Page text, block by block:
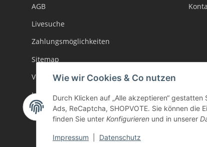
AGB
Livesuche
Zahlungsmöglichkeiten
Sitemap
Versand
Impressum
Batteriegesetzhinweise
Wie wir Cookies & Co nutzen
Durch Klicken auf „Alle akzeptieren“
Ads, ReCaptcha, SHOPVOTE. Sie können
finden Sie unter Konfigurieren und in unserer
Impressum Datenschutz